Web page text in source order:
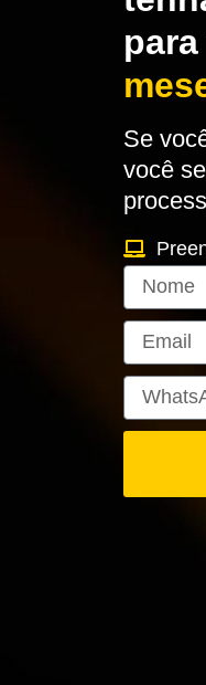
Se
você
Nome
Email
WhatsApp